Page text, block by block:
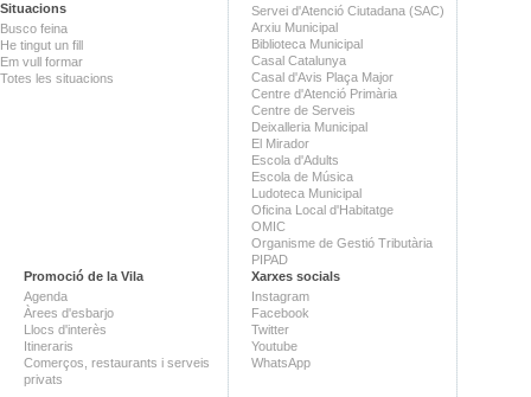
Situacions
Busco feina
He tingut un fill
Em vull formar
Totes les situacions
Servei d'Atenció Ciutadana (SAC)
Arxiu Municipal
Biblioteca Municipal
Casal Catalunya
Casal d'Avis Plaça Major
Centre d'Atenció Primària
Centre de Serveis
Deixalleria Municipal
El Mirador
Escola d'Adults
Escola de Música
Ludoteca Municipal
Oficina Local d'Habitatge
OMIC
Organisme de Gestió Tributària
PIPAD
Promoció de la Vila
Agenda
Àrees d'esbarjo
Llocs d'interès
Itineraris
Comerços, restaurants i serveis
privats
Xarxes socials
Instagram
Facebook
Twitter
Youtube
WhatsApp